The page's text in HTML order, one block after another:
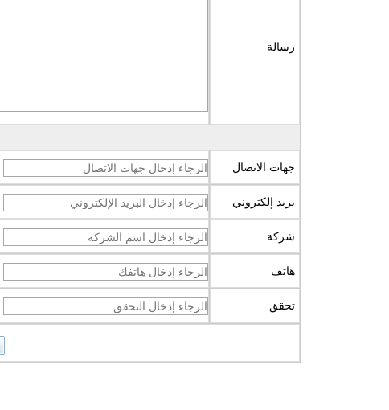
رسالة
جهات الاتصال
بريد إلكتروني
شركة
هاتف
تحقق